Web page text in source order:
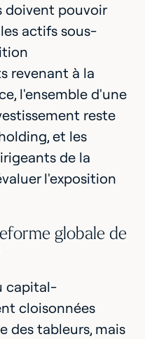
doivent pouvoir
actifs sous-
revenant à la
l'ensemble d'une
reste
et les
de la
l'exposition
globale de
capital-
cloisonnées
des tableurs, mais